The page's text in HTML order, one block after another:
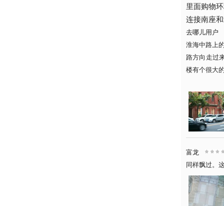
里面购物
连接南座
去哪儿用户
淮海中路上
路方向走过
楼有个很大
富龙
同样飘过。